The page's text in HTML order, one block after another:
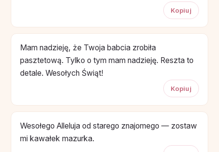
Kopiuj
Mam nadzieję, że Twoja babcia zrobiła
pasztetową. Tylko o tym mam nadzieję. Reszta to
detale. Wesołych Świąt!
Kopiuj
Wesołego Alleluja od starego znajomego — zostaw
mi kawałek mazurka.